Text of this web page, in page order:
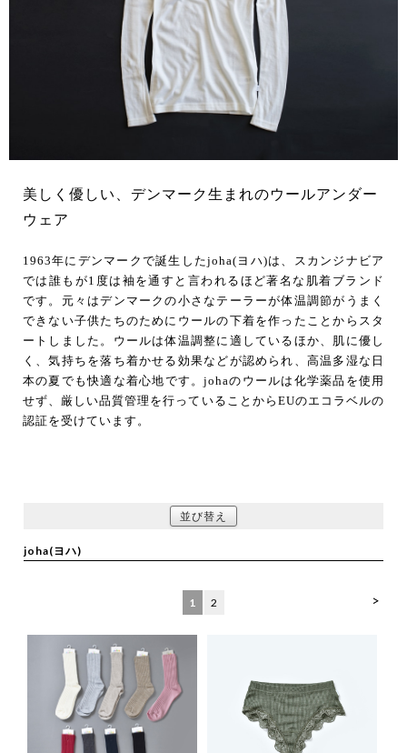
美しく優しい、デンマーク生まれのウールアンダー
ウェア
1963年にデンマークで誕生したjoha(ヨハ)は、スカンジナビア
では誰もが1度は袖を通すと言われるほど著名な肌着ブランド
です。元々はデンマークの小さなテーラーが体温調節がうまく
できない子供たちのためにウールの下着を作ったことからスタ
ートしました。ウールは体温調整に適しているほか、肌に優し
く、気持ちを落ち着かせる効果などが認められ、高温多湿な日
本の夏でも快適な着心地です。johaのウールは化学薬品を使用
せず、厳しい品質管理を行っていることからEUのエコラベルの
認証を受けています。
並び替え
joha(ヨハ)
>
1 2